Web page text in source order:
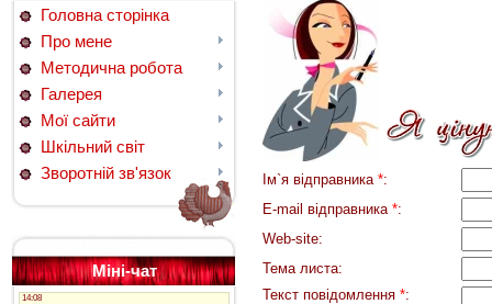
Головна сторінка
Про мене
Методична робота
Галерея
Мої сайти
Шкільний світ
Зворотній зв'язок
Міні-чат
Ім`я відправника *:
E-mail відправника *:
Web-site:
Тема листа:
Текст повідомлення *: